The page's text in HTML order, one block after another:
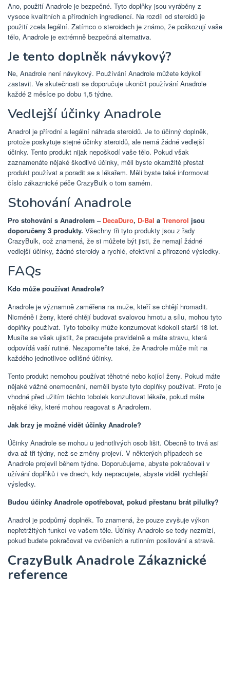
Ano, použití Anadrole je bezpečné. Tyto doplňky jsou vyráběny z
vysoce kvalitních a přírodních ingrediencí. Na rozdíl od steroidů je
použití zcela legální. Zatímco o steroidech je známo, že poškozují vaše
tělo, Anadrole je extrémně bezpečná alternativa.
Je tento doplněk návykový?
Ne, Anadrole není návykový. Používání Anadrole můžete kdykoli
zastavit. Ve skutečnosti se doporučuje ukončit používání Anadrole
každé 2 měsíce po dobu 1,5 týdne.
Vedlejší účinky Anadrole
Anadrol je přírodní a legální náhrada steroidů. Je to účinný doplněk,
protože poskytuje stejné účinky steroidů, ale nemá žádné vedlejší
účinky. Tento produkt nijak nepoškodí vaše tělo. Pokud však
zaznamenáte nějaké škodlivé účinky, měli byste okamžitě přestat
produkt používat a poradit se s lékařem. Měli byste také informovat
číslo zákaznické péče CrazyBulk o tom samém.
Stohování Anadrole
Pro stohování s Anadrolem – DecaDuro, D-Bal a Trenorol jsou
doporučeny 3 produkty. Všechny tři tyto produkty jsou z řady
CrazyBulk, což znamená, že si můžete být jisti, že nemají žádné
vedlejší účinky, žádné steroidy a rychlé, efektivní a přirozené výsledky.
FAQs
Kdo může používat Anadrole?
Anadrole je významně zaměřena na muže, kteří se chtějí hromadit.
Nicméně i ženy, které chtějí budovat svalovou hmotu a sílu, mohou tyto
doplňky používat. Tyto tobolky může konzumovat kdokoli starší 18 let.
Musíte se však ujistit, že pracujete pravidelně a máte stravu, která
odpovídá vaší rutině. Nezapomeňte také, že Anadrole může mít na
každého jednotlivce odlišné účinky.
Tento produkt nemohou používat těhotné nebo kojící ženy. Pokud máte
nějaké vážné onemocnění, neměli byste tyto doplňky používat. Proto je
vhodné před užitím těchto tobolek konzultovat lékaře, pokud máte
nějaké léky, které mohou reagovat s Anadrolem.
Jak brzy je možné vidět účinky Anadrole?
Účinky Anadrole se mohou u jednotlivých osob lišit. Obecně to trvá asi
dva až tři týdny, než se změny projeví. V některých případech se
Anadrole projevil během týdne. Doporučujeme, abyste pokračovali v
užívání doplňků i ve dnech, kdy nepracujete, abyste viděli rychlejší
výsledky.
Budou účinky Anadrole opotřebovat, pokud přestanu brát pilulky?
Anadrol je podpůrný doplněk. To znamená, že pouze zvyšuje výkon
nepřetržitých funkcí ve vašem těle. Účinky Anadrole se tedy nezmizí,
pokud budete pokračovat ve cvičeních a rutinním posilování a stravě.
CrazyBulk Anadrole Zákaznické
reference